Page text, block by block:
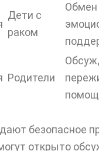
Дети с
раком
Родители
безопасное
открыто